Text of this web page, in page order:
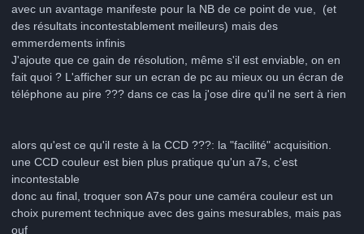
avec un avantage manifeste pour la NB de ce point de vue, (et
des résultats incontestablement meilleurs) mais des
emmerdements infinis
J'ajoute que ce gain de résolution, même s'il est enviable, on en
fait quoi ? L'afficher sur un ecran de pc au mieux ou un écran de
téléphone au pire ??? dans ce cas la j'ose dire qu'il ne sert à rien
alors qu'est ce qu'il reste à la CCD ???: la "facilité" acquisition.
une CCD couleur est bien plus pratique qu'un a7s, c'est
incontestable
donc au final, troquer son A7s pour une caméra couleur est un
choix purement technique avec des gains mesurables, mais pas
ouf